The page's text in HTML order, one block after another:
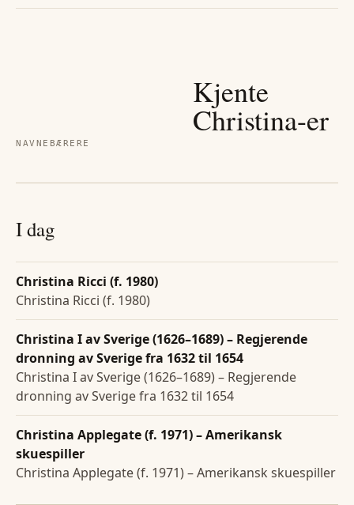
NAVNEBÆRERE
Kjente
Christina-er
I dag
Christina Ricci (f. 1980)
Christina Ricci (f. 1980)
Christina I av Sverige (1626–1689) – Regjerende
dronning av Sverige fra 1632 til 1654
Christina I av Sverige (1626–1689) – Regjerende
dronning av Sverige fra 1632 til 1654
Christina Applegate (f. 1971) – Amerikansk
skuespiller
Christina Applegate (f. 1971) – Amerikansk skuespiller